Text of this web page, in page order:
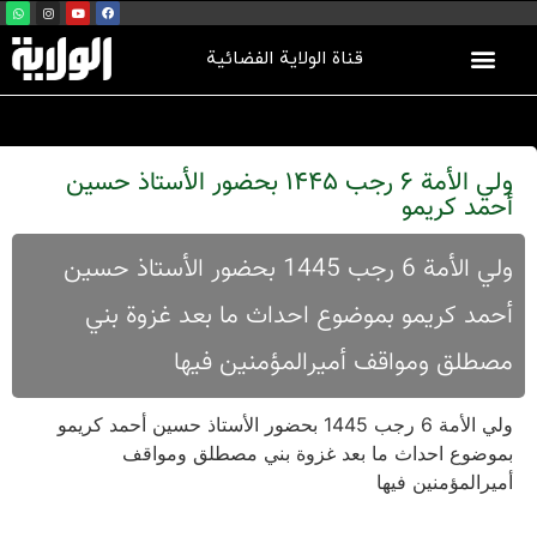
قناة الولاية الفضائية
ولي الأمة 6 رجب 1445 بحضور الأستاذ حسين
أحمد كريمو
ولي الأمة 6 رجب 1445 بحضور الأستاذ حسين
أحمد كريمو بموضوع احداث ما بعد غزوة بني
مصطلق ومواقف أمیرالمؤمنین فیها
ولي الأمة 6 رجب 1445 بحضور الأستاذ حسين أحمد كريمو
بموضوع احداث ما بعد غزوة بني مصطلق ومواقف
أمیرالمؤمنین فیها